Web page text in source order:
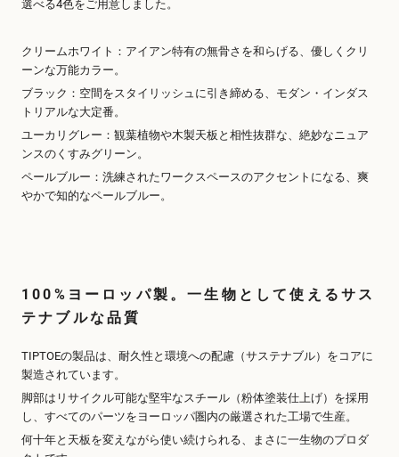
選べる4色をご用意しました。
クリームホワイト：アイアン特有の無骨さを和らげる、優しくクリ
ーンな万能カラー。
ブラック：空間をスタイリッシュに引き締める、モダン・インダス
トリアルな大定番。
ユーカリグレー：観葉植物や木製天板と相性抜群な、絶妙なニュア
ンスのくすみグリーン。
ペールブルー：洗練されたワークスペースのアクセントになる、爽
やかで知的なペールブルー。
100%ヨーロッパ製。一生物として使えるサス
テナブルな品質
TIPTOEの製品は、耐久性と環境への配慮（サステナブル）をコアに
製造されています。
脚部はリサイクル可能な堅牢なスチール（粉体塗装仕上げ）を採用
し、すべてのパーツをヨーロッパ圏内の厳選された工場で生産。
何十年と天板を変えながら使い続けられる、まさに一生物のプロダ